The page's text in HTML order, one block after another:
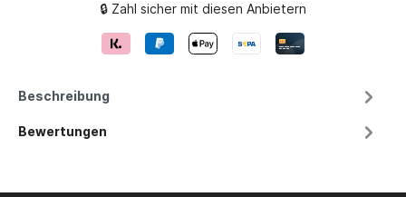
🔒 Zahl sicher mit diesen Anbietern
Beschreibung
Bewertungen